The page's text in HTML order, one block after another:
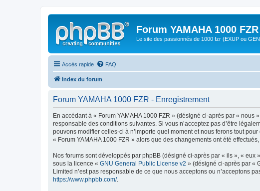
Forum YAMAHA 1000 FZR
Le site des passionnés de 1000 fzr (EXUP ou
Accès rapide FAQ
Index du forum
Forum YAMAHA 1000 FZR - Enregistrement
En accédant à « Forum YAMAHA 1000 FZR » (désigné ci-après par « nous
responsable des conditions suivantes. Si vous n’acceptez pas d’être
pouvons modifier celles-ci à n’importe quel moment et nous ferons tout
« Forum YAMAHA 1000 FZR » alors que des changements ont été
Nos forums sont développés par phpBB (désigné ci-après par « ils », «
sous la licence « GNU General Public License v2 » (désigné ci-après par «
Limited n’est pas responsable de ce que nous acceptons ou n’acceptons
https://www.phpbb.com/.